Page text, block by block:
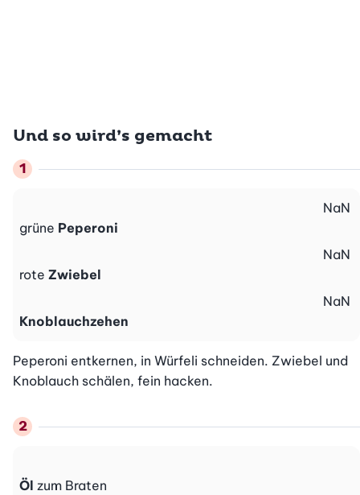
Und so wird’s gemacht
grüne Peperoni
NaN
rote Zwiebel
NaN
Knoblauchzehen
NaN
Peperoni entkernen, in Würfeli schneiden. Zwiebel und
Knoblauch schälen, fein hacken.
Öl zum Braten